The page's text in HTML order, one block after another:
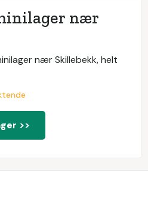
nær
nær Skillebekk, helt
>>